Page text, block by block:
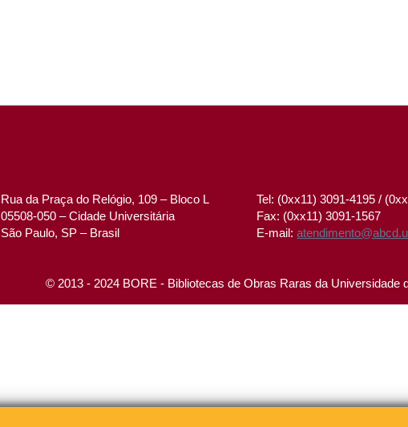
Rua da Praça do Relógio, 109 – Bloco L
05508-050 – Cidade Universitária
São Paulo, SP – Brasil
Tel: (0xx11) 3091-4195 /
Fax: (0xx11) 3091-1567
E-mail:
© 2013 - 2024 BORE - Bibliotecas de Obras Raras da Universidade